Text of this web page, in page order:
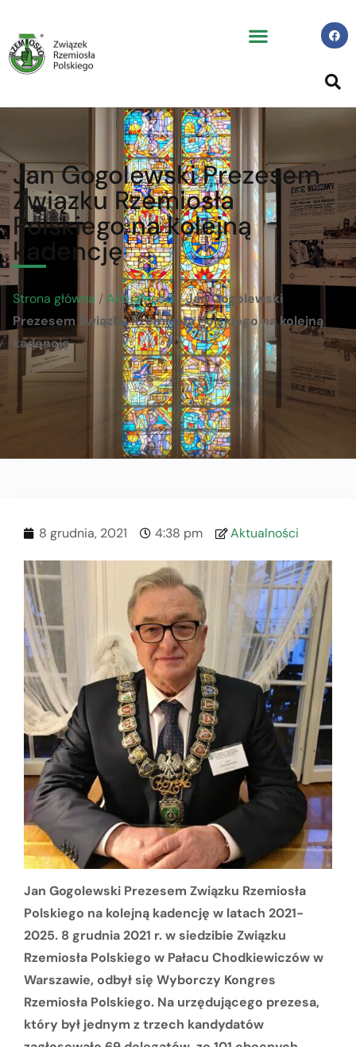
Jan Gogolewski Prezesem
Związku Rzemiosła
Polskiego na kolejną
kadencję
Strona główna /Aktualności /Jan Gogolewski
Prezesem Związku Rzemiosła Polskiego na kolejną
kadencję
8 grudnia, 2021 4:38 pm Aktualności
Jan Gogolewski Prezesem Związku Rzemiosła
Polskiego na kolejną kadencję w latach 2021-
2025. 8 grudnia 2021 r. w siedzibie Związku
Rzemiosła Polskiego w Pałacu Chodkiewiczów w
Warszawie, odbył się Wyborczy Kongres
Rzemiosła Polskiego. Na urzędującego prezesa,
który był jednym z trzech kandydatów